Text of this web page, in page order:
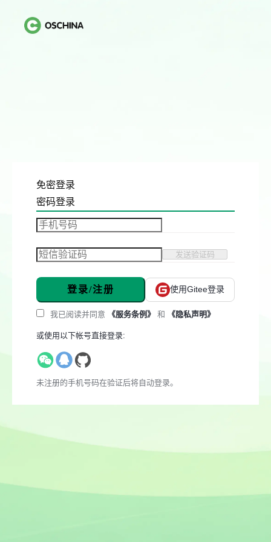
免密登录
密码登录
发送验证码
登录/注册 使用Gitee登录
我已阅读并同意 《服务条例》 和 《隐私声明》
或使用以下帐号直接登录:
未注册的手机号码在验证后将自动登录。